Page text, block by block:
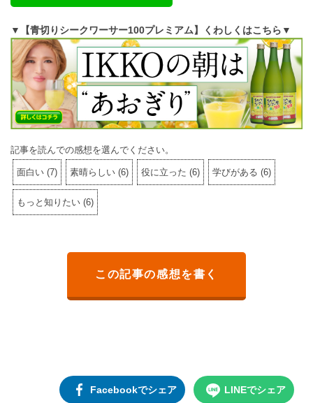
▼【青切りシークワーサー100プレミアム】くわしくはこちら▼
記事を読んでの感想を選んでください。
面白い (7) 素晴らしい (6) 役に立った (6) 学びがある (6)
もっと知りたい (6)
この記事の感想を書く
Facebookでシェア LINEでシェア